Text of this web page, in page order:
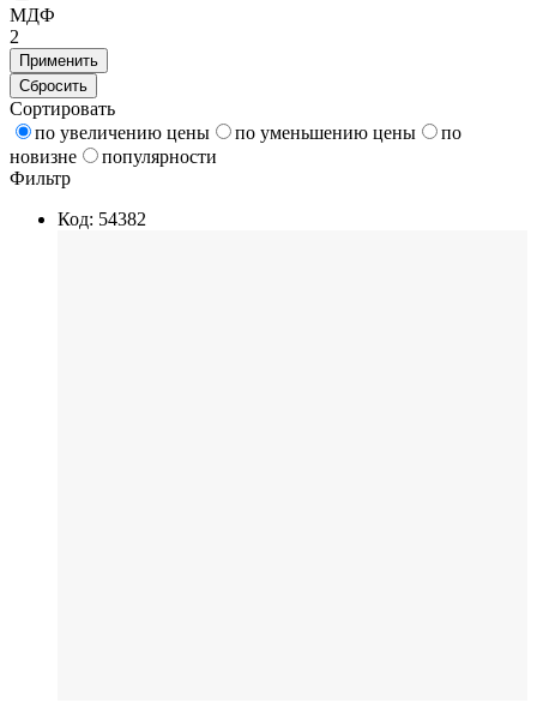
МДФ
2
Применить
Сбросить
Сортировать
по увеличению цены
по уменьшению цены
по
новизне
популярности
Фильтр
Код: 54382